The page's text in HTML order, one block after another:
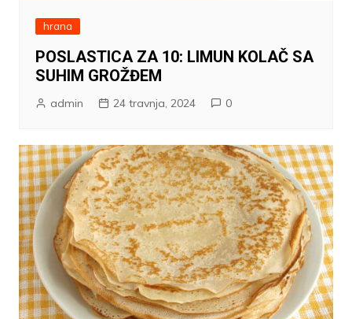
hrana
POSLASTICA ZA 10: LIMUN KOLAČ SA
SUHIM GROŽĐEM
admin 24 travnja, 2024 0